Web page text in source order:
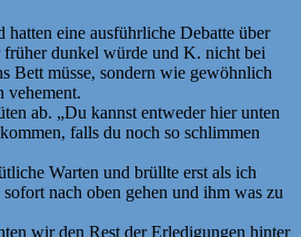
hatten eine ausführliche Debatte über
früher dunkel würde und K. nicht bei
Bett müsse, sondern wie gewöhnlich
vehement.
ab. „Du kannst entweder hier unten
falls du noch so schlimmen
Warten und brüllte erst als ich
nach oben gehen und ihm was zu
wir den Rest der Erledigungen hinter